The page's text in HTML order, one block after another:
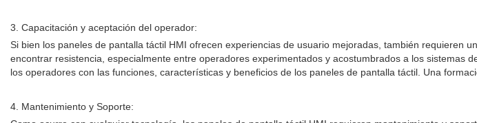
3. Capacitación y aceptación del operador:
Si bien los paneles de pantalla táctil HMI ofrecen experiencias de usuario mejoradas, también requieren
encontrar resistencia, especialmente entre operadores experimentados y acostumbrados a los
los operadores con las funciones, características y beneficios de los paneles de pantalla táctil. Una
4. Mantenimiento y Soporte: